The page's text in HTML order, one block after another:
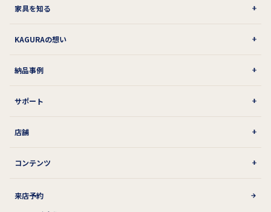
家具を知る
KAGURAの想い
納品事例
サポート
店舗
コンテンツ
来店予約